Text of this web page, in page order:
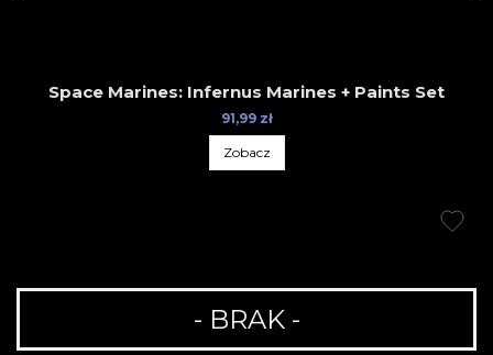
Space Marines: Infernus Marines + Paints Set
91,99 zł
Zobacz
- BRAK -